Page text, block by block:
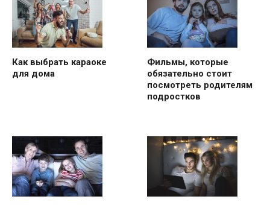
Как выбрать караоке
для дома
Фильмы, которые
обязательно стоит
посмотреть родителям
подростков